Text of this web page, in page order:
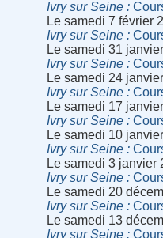
Ivry sur Seine
Le samedi 7 février
Ivry sur Seine
Le samedi 31
Ivry sur Seine
Le samedi 24
Ivry sur Seine
Le samedi 17
Ivry sur Seine
Le samedi 10
Ivry sur Seine
Le samedi 3 janvier
Ivry sur Seine
Le samedi 20
Ivry sur Seine
Le samedi 13
Ivry sur Seine